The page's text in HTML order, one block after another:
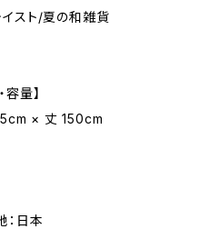
イスト/夏の和雑貨
容量】
× 丈 150cm
日本